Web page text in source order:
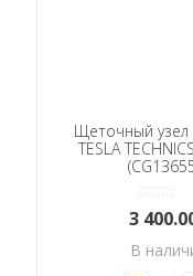
Щеточный узел
TESLA
3
В